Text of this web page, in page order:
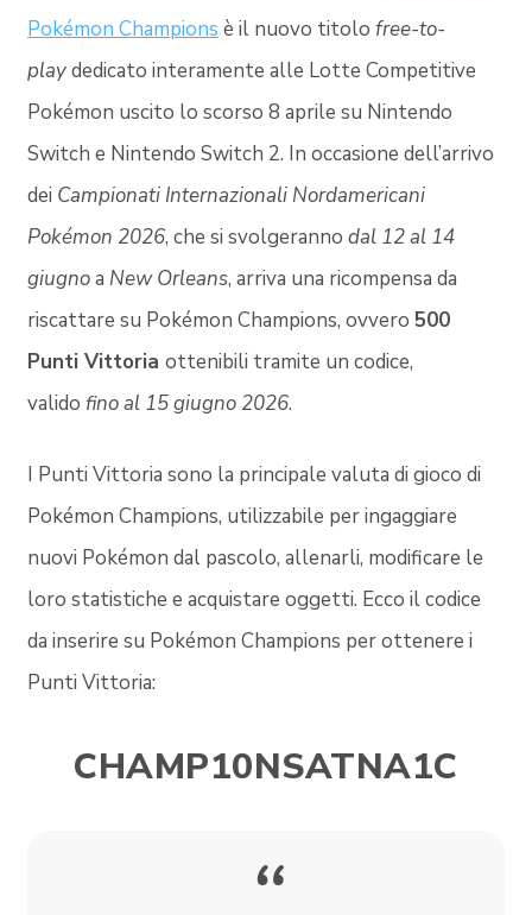
Pokémon Champions è il nuovo titolo free-to-
playdedicato interamente alle Lotte Competitive
Pokémon uscito lo scorso 8 aprile su Nintendo
Switch e Nintendo Switch 2. In occasione dell’arrivo
dei Campionati Internazionali Nordamericani
Pokémon 2026, che si svolgeranno dal 12 al 14
giugnoa New Orleans, arriva una ricompensa da
riscattare su Pokémon Champions, ovvero 500
Punti Vittoria ottenibili tramite un codice,
valido fino al 15 giugno 2026.
I Punti Vittoria sono la principale valuta di gioco di
Pokémon Champions, utilizzabile per ingaggiare
nuovi Pokémon dal pascolo, allenarli, modificare le
loro statistiche e acquistare oggetti. Ecco il codice
da inserire su Pokémon Champions per ottenere i
Punti Vittoria:
CHAMP10NSATNA1C